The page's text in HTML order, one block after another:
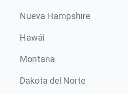
Nueva Hampshire
Hawái
Montana
Dakota del Norte